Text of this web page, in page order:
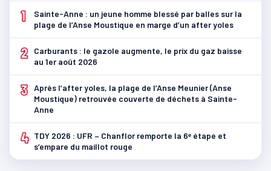
1
Sainte-Anne : un jeune homme blessé par balles sur la
plage de l’Anse Moustique en marge d’un after yoles
2
Carburants : le gazole augmente, le prix du gaz baisse
au 1er août 2026
3 Après l’after yoles, la plage de l’Anse Meunier (Anse
Moustique) retrouvée couverte de déchets à Sainte-
Anne
4 TDY 2026 : UFR – Chanflor remporte la 6ᵉ étape et
s’empare du maillot rouge